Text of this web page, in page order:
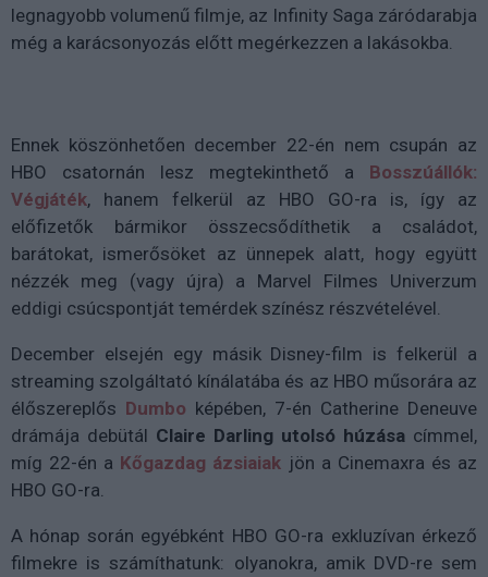
legnagyobb volumenű filmje, az Infinity Saga záródarabja
még a karácsonyozás előtt megérkezzen a lakásokba.
Ennek köszönhetően december 22-én nem csupán az
HBO csatornán lesz megtekinthető a Bosszúállók:
Végjáték, hanem felkerül az HBO GO-ra is, így az
előfizetők bármikor összecsődíthetik a családot,
barátokat, ismerősöket az ünnepek alatt, hogy együtt
nézzék meg (vagy újra) a Marvel Filmes Univerzum
eddigi csúcspontját temérdek színész részvételével.
December elsején egy másik Disney-film is felkerül a
streaming szolgáltató kínálatába és az HBO műsorára az
élőszereplős Dumbo képében, 7-én Catherine Deneuve
drámája debütál Claire Darling utolsó húzása címmel,
míg 22-én a Kőgazdag ázsiaiak jön a Cinemaxra és az
HBO GO-ra.
A hónap során egyébként HBO GO-ra exkluzívan érkező
filmekre is számíthatunk: olyanokra, amik DVD-re sem